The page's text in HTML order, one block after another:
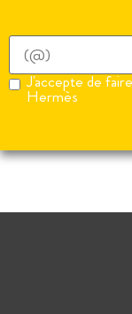
J'accepte de
Hermès